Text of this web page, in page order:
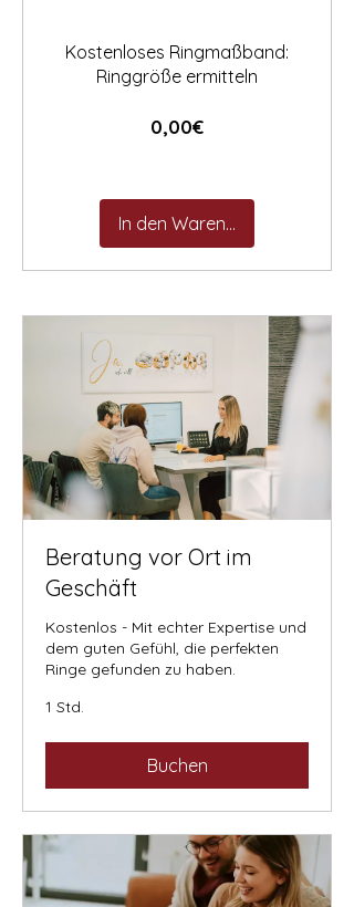
Kostenloses Ringmaßband:
Ringgröße ermitteln
0,00€Preis
In den Warenkorb
Beratung vor Ort im
Geschäft
Kostenlos - Mit echter Expertise und
dem guten Gefühl, die perfekten
Ringe gefunden zu haben.
1 Std.
Buchen